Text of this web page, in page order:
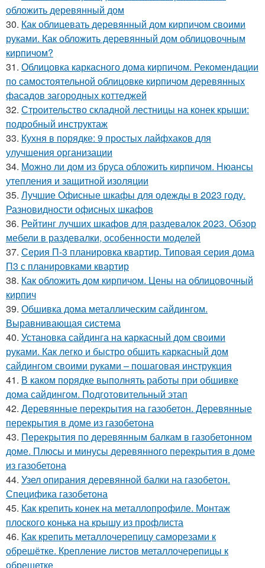
обложить деревянный дом
30. Как облицевать деревянный дом кирпичом своими
руками. Как обложить деревянный дом облицовочным
кирпичом?
31. Облицовка каркасного дома кирпичом. Рекомендации
по самостоятельной облицовке кирпичом деревянных
фасадов загородных коттеджей
32. Строительство складной лестницы на конек крыши:
подробный инструктаж
33. Кухня в порядке: 9 простых лайфхаков для
улучшения организации
34. Можно ли дом из бруса обложить кирпичом. Нюансы
утепления и защитной изоляции
35. Лучшие Офисные шкафы для одежды в 2023 году.
Разновидности офисных шкафов
36. Рейтинг лучших шкафов для раздевалок 2023. Обзор
мебели в раздевалки, особенности моделей
37. Серия П-3 планировка квартир. Типовая серия дома
П3 с планировками квартир
38. Как обложить дом кирпичом. Цены на облицовочный
кирпич
39. Обшивка дома металлическим сайдингом.
Выравнивающая система
40. Установка сайдинга на каркасный дом своими
руками. Как легко и быстро обшить каркасный дом
сайдингом своими руками – пошаговая инструкция
41. В каком порядке выполнять работы при обшивке
дома сайдингом. Подготовительный этап
42. Деревянные перекрытия на газобетон. Деревянные
перекрытия в доме из газобетона
43. Перекрытия по деревянным балкам в газобетонном
доме. Плюсы и минусы деревянного перекрытия в доме
из газобетона
44. Узел опирания деревянной балки на газобетон.
Специфика газобетона
45. Как крепить конек на металлопрофиле. Монтаж
плоского конька на крышу из профлиста
46. Как крепить металлочерепицу саморезами к
обрешётке. Крепление листов металлочерепицы к
обрешетке